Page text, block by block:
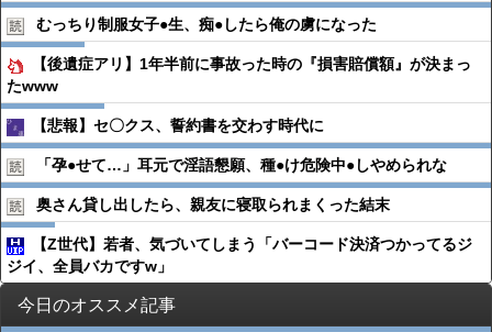
むっちり制服女子●︎生、痴●︎したら俺の虜になった
【後遺症アリ】1年半前に事故った時の『損害賠償額』が決まっ
たwww
【悲報】セ〇クス、誓約書を交わす時代に
「孕●︎せて…」耳元で淫語懇願、種●︎け危険中●︎しやめられな
奥さん貸し出したら、親友に寝取られまくった結末
【Z世代】若者、気づいてしまう「バーコード決済つかってるジ
ジイ、全員バカですw」
今日のオススメ記事